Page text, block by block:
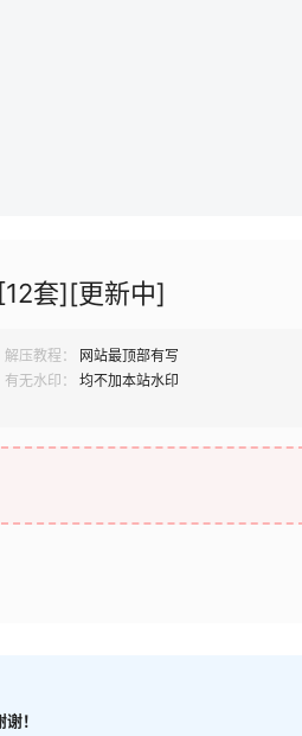
套][更新中]
解压教程：
网站最顶部有写
有无水印：
均不加本站水印
！